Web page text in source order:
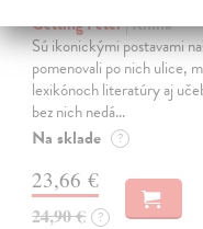
Getting Peter| Kniha
Sú ikonickými postavami
pomenovali po nich ulice,
lexikónoch literatúry aj
bez nich nedá…
Na sklade ?
23,66 €
24,90 € ?